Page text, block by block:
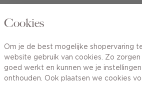
020 - 3412 670
Service
Cookies
Om je de best mogelijke shopervaring
website gebruik van cookies. Zo
goed werkt en kunnen we je
onthouden. Ook plaatsen we cookies